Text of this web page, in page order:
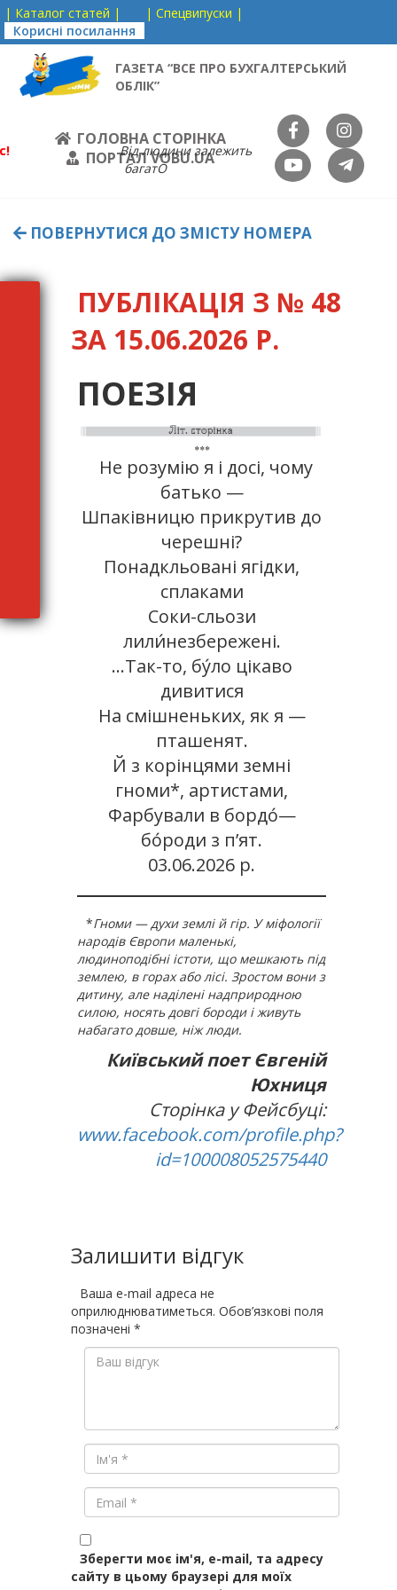
| Каталог статей |
| Спецвипуски |
Корисні посилання
ГАЗЕТА “ВСЕ ПРО БУХГАЛТЕРСЬКИЙ
ОБЛІК”
ГОЛОВНА СТОРІНКА
ПОРТАЛ VOBU.UA
Від людини залежить
багатО
ПОВЕРНУТИСЯ ДО ЗМІСТУ НОМЕРА
ПУБЛІКАЦІЯ З № 48
ЗА 15.06.2026 Р.
ПОЕЗІЯ
Не розумію я і досі, чому
батько —
Шпаківницю прикрутив до
черешні?
Понадкльовані ягідки,
сплаками
Соки-сльози
лили́незбережені.
…Так-то, бу́ло цікаво
дивитися
На смішненьких, як я —
пташенят.
Й з корінцями земні
гноми*, артистами,
Фарбували в бордо́—
бо́роди з п’ят.
03.06.2026 р.
*Гноми — духи землі й гір. У міфології
народів Європи маленькі,
людиноподібні істоти, що мешкають під
землею, в горах або лісі. Зростом вони з
дитину, але наділені надприродною
силою, носять довгі бороди і живуть
набагато довше, ніж люди.
Київський поет Євгеній
Юхниця
Сторінка у Фейсбуці:
www.facebook.com/profile.php?
id=100008052575440
Залишити відгук
Ваша e-mail адреса не
оприлюднюватиметься. Обов’язкові поля
позначені *
Зберегти моє ім'я, e-mail, та адресу
сайту в цьому браузері для моїх